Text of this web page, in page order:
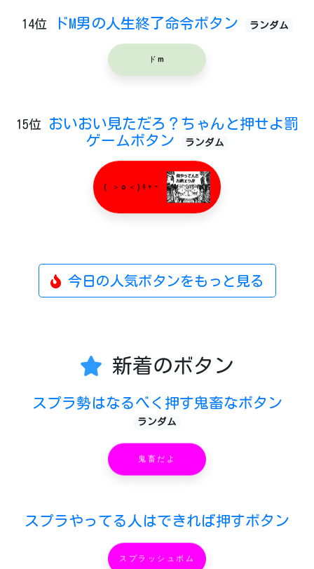
14位 ドM男の人生終了命令ボタン ランダム
ドm
15位
おいおい見ただろ？ちゃんと押せよ罰
ゲームボタン
ランダム
( ＞o＜)ｷｬｰ
今日の人気ボタンをもっと見る
新着のボタン
スプラ勢はなるべく押す鬼畜なボタン
ランダム
鬼畜だよ
スプラやってる人はできれば押すボタン
スプラッシュボム